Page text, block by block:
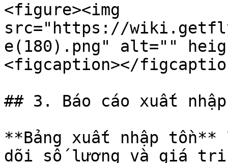
<figure><img
src="https://
e(180).png" alt=""
<figcaption></
## 3. Báo cáo xuất
**Bảng xuất nhập
dõi số lượng và giá trị